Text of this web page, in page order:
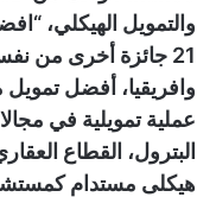
21 جائزة أخرى من
وافريقيا، أفضل
عملية تمويلية في
البترول، القطاع
هيكلى مستدام